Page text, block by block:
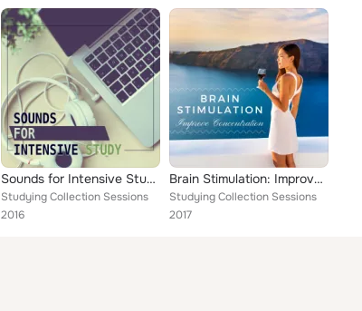
Sounds for Intensive Study – Classical Melodies to Study, Learning with Bach, Creative Mind, Effective Study
Studying Collection Sessions
2016
Brain Stimulation: Improve Concentration, Meditation Music for Learning
Studying Collection Sessions
2017